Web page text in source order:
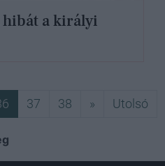
hibát a királyi
37 38 » Következő
Utolsó